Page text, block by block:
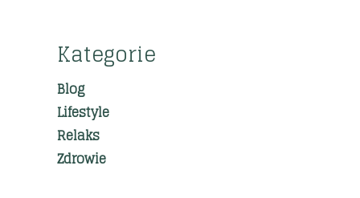
Kategorie
Blog
Lifestyle
Relaks
Zdrowie